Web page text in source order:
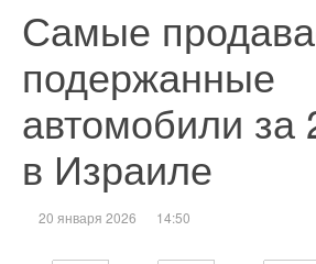
Самые
подержанные
автомобили за
в Израиле
20 января 2026 14:50